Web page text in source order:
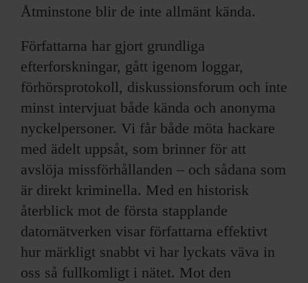
Åtminstone blir de inte allmänt kända.
Författarna har gjort grundliga
efterforskningar, gått igenom loggar,
förhörsprotokoll, diskussionsforum och inte
minst intervjuat både kända och anonyma
nyckelpersoner. Vi får både möta hackare
med ädelt uppsåt, som brinner för att
avslöja missförhållanden – och sådana som
är direkt kriminella. Med en historisk
återblick mot de första stapplande
datornätverken visar författarna effektivt
hur märkligt snabbt vi har lyckats väva in
oss så fullkomligt i nätet. Mot den